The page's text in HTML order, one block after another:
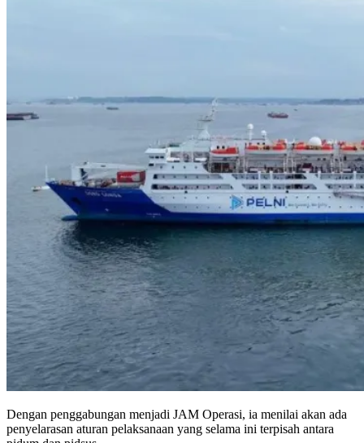
Dengan penggabungan menjadi JAM Operasi, ia menilai akan ada
penyelarasan aturan pelaksanaan yang selama ini terpisah antara